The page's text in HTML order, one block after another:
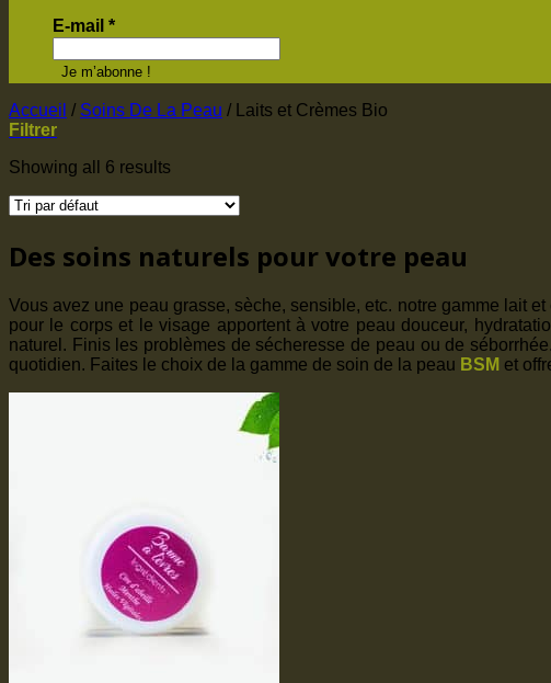
E-mail *
Accueil / Soins De La Peau / Laits et Crèmes Bio
Filtrer
Showing all 6 results
Des soins naturels pour votre peau
Vous avez une peau grasse, sèche, sensible, etc. notre gamme lait
pour le corps et le visage apportent à votre peau douceur,
naturel. Finis les problèmes de sécheresse de peau ou de
quotidien. Faites le choix de la gamme de soin de la peau BSM et